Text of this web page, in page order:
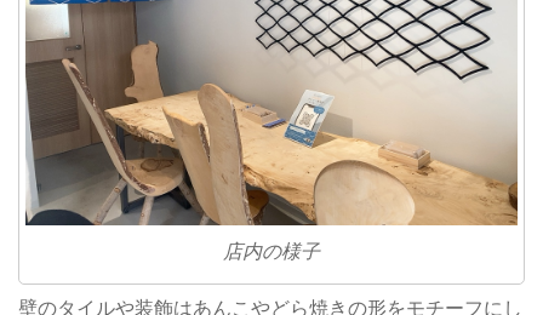
店内の様子
壁のタイルや装飾はあんこやどら焼きの形をモチーフにし